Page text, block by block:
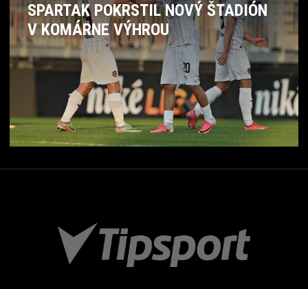
SPARTAK POKRSTIL NOVÝ ŠTADIÓN
V KOMÁRNE VÝHROU